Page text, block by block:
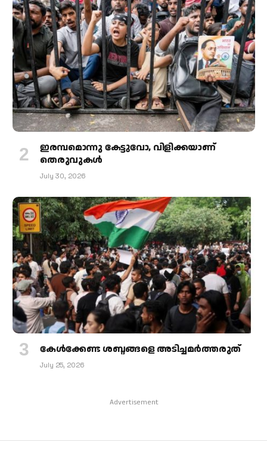
ഇരമ്പമൊന്നു കേട്ടുവോ, വിളിക്കയാണ്
തെരുവുകള്‍
July 30, 2026
കേള്‍ക്കേണ്ട ശബ്ദങ്ങളെ അടിച്ചമര്‍ത്തരുത്
July 25, 2026
Advertisement